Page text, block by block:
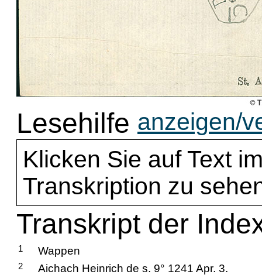
Lesehilfe anzeigen/
Klicken Sie auf Text
Transkription zu
Transkript der
1 Wappen
2 Aichach Heinrich de s. 9° 1241 Apr. 3.